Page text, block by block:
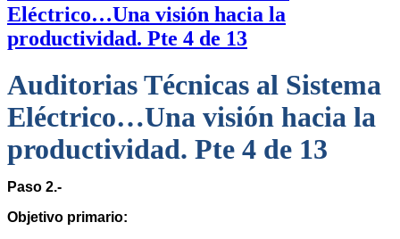
Eléctrico…Una visión hacia la
productividad. Pte 4 de 13
Auditorias Técnicas al Sistema
Eléctrico…Una visión hacia la
productividad. Pte 4 de 13
Paso 2.-
Objetivo primario: